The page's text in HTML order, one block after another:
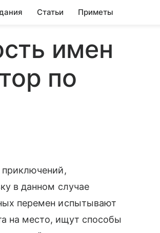
Статьи Приметы
имен
по
в данном случае
перемен испытывают
на место, ищут способы